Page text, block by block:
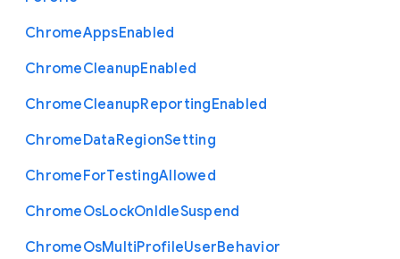
ChromeAppsEnabled
ChromeCleanupEnabled
ChromeCleanupReportingEnabled
ChromeDataRegionSetting
ChromeForTestingAllowed
ChromeOsLockOnIdleSuspend
ChromeOsMultiProfileUserBehavior